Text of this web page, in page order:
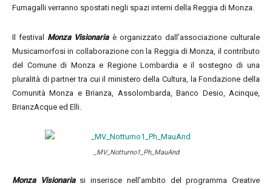
Fumagalli verranno spostati negli spazi interni della Reggia di Monza.
Il festival Monza Visionariaè organizzato dall’associazione culturale
Musicamorfosi in collaborazione con la Reggia di Monza, il contributo
del Comune di Monza e Regione Lombardia e il sostegno di una
pluralità di partner tra cui il ministero della Cultura, la Fondazione della
Comunità Monza e Brianza, Assolombarda, Banco Desio, Acinque,
BrianzAcque ed Elli.
_MV_Notturno1_Ph_MauAnd
Monza Visionariasi inserisce nell’ambito del programma Creative